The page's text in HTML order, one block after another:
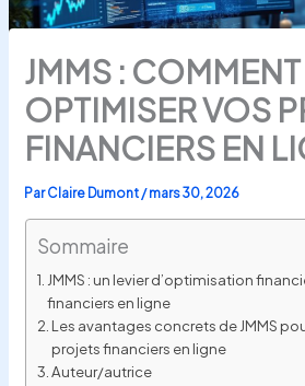
JMMS : COMMENT
OPTIMISER VOS
FINANCIERS EN
ParClaire Dumont/mars 30, 2026
Sommaire
JMMS : un levier d’optimisation
financiers en ligne
Les avantages concrets de JMMS
projets financiers en ligne
Auteur/autrice